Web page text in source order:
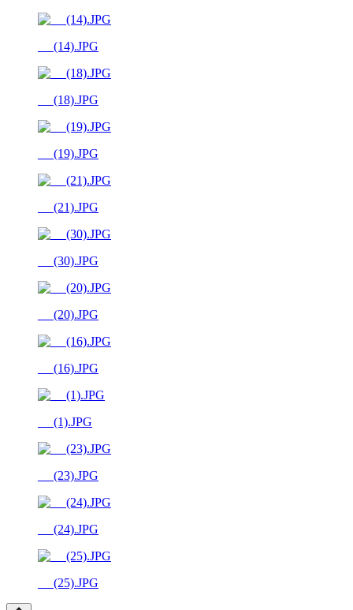
__ (14).JPG
__ (18).JPG
__ (19).JPG
__ (21).JPG
__ (30).JPG
__ (20).JPG
__ (16).JPG
__ (1).JPG
__ (23).JPG
__ (24).JPG
__ (25).JPG